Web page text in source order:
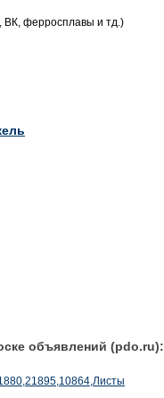
ВК, ферросплавы и тд.)
объявлений (pdo.ru):